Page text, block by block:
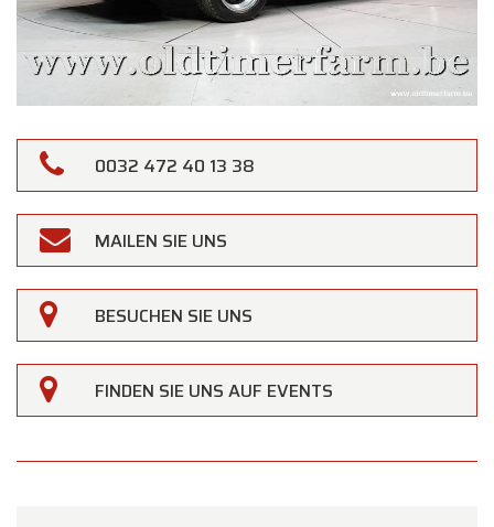
0032 472 40 13 38
MAILEN SIE UNS
BESUCHEN SIE UNS
FINDEN SIE UNS AUF EVENTS
Oldtimerfarm
Liebe Kundinnen und Kunden,
Oldtimerfarm bleibtam Samstag, den 15.